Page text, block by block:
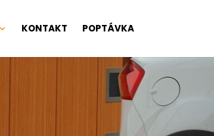
KONTAKT POPTÁVKA